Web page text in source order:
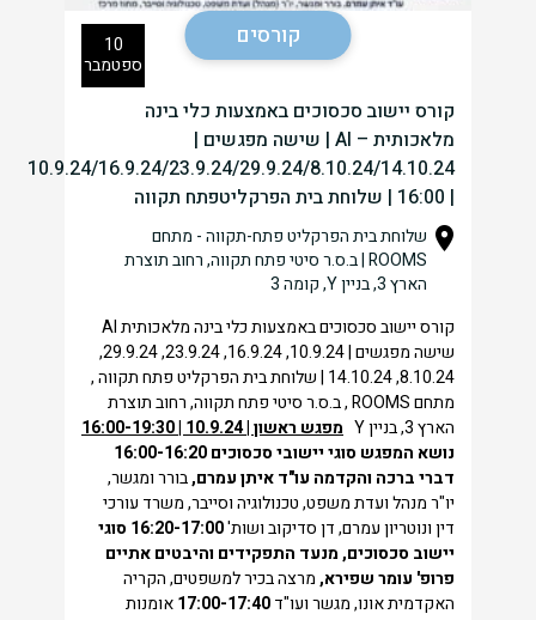
קורסים
10
ספטמבר
קורס יישוב סכסוכים באמצעות כלי בינה
מלאכותית – AI | שישה מפגשים |
10.9.24/16.9.24/23.9.24/29.9.24/8.10.24/14.10.24
| 16:00 | שלוחת בית הפרקליטפתח תקווה
שלוחת בית הפרקליט פתח-תקווה - מתחם
ROOMS | ב.ס.ר סיטי פתח תקווה, רחוב תוצרת
הארץ 3, בניין Y, קומה 3
קורס יישוב סכסוכים באמצעות כלי בינה מלאכותית AI
שישה מפגשים | 10.9.24, 16.9.24, 23.9.24, 29.9.24,
8.10.24, 14.10.24 | שלוחת בית הפרקליט פתח תקווה ,
מתחם ROOMS , ב.ס.ר סיטי פתח תקווה, רחוב תוצרת
הארץ 3, בניין Y
מפגש ראשון | 10.9.24 | 16:00-19:30
נושא המפגש סוגי יישובי סכסוכים16:00-16:20
דברי ברכה והקדמה עו"ד איתן עמרם,בורר ומגשר,
יו"ר מנהל ועדת משפט, טכנולוגיה וסייבר, משרד עורכי
דין ונוטריון עמרם, דן סדיקוב ושות'16:20-17:00 סוגי
יישוב סכסוכים, מנעד התפקידים והיבטים אתיים
פרופ' עומר שפירא,מרצה בכיר למשפטים, הקריה
האקדמית אונו, מגשר ועו"ד17:00-17:40אומנות